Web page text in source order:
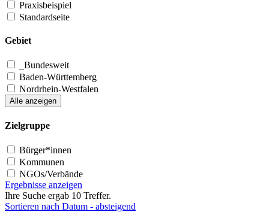
Praxisbeispiel
Standardseite
Gebiet
_Bundesweit
Baden-Württemberg
Nordrhein-Westfalen
Alle anzeigen
Zielgruppe
Bürger*innen
Kommunen
NGOs/Verbände
Ergebnisse anzeigen
Ihre Suche ergab 10 Treffer.
Sortieren nach Datum - absteigend